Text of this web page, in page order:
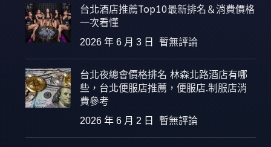
台北酒店推薦Top10最新排名＆消費價格
一次看懂
2026 年 6 月 3 日 暫無評論
台北夜總會價格排名 林森北路酒店有哪
些，台北便服店推薦，便服店.制服店消
費參考
2026 年 6 月 2 日 暫無評論